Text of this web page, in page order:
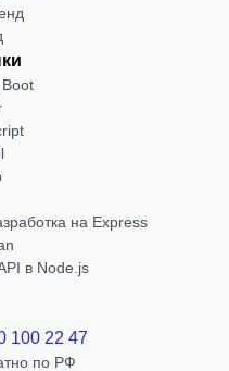
на Express
в Node.js
100 22 47
по РФ